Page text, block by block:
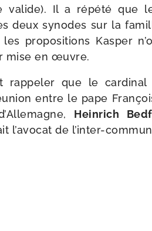
valide). Il a répé­té que
deux synodes sur la
pro­po­si­tions Kasper
mise en œuvre.
rap­pe­ler que le car­di­nal
entre le pape
Heinrich
l’avocat de l’inter-